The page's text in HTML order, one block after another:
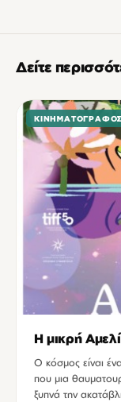
Δείτε
ΚΙΝΗΜΑΤΟΓΡΆΦΟΣ
Η μικρή Αμελί
Ο κόσμος είναι
που μια
ξυπνά την